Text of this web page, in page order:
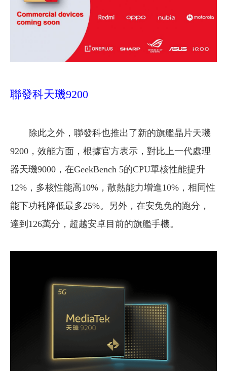
聯發科天璣9200
除此之外，聯發科也推出了新的旗艦晶片天璣
9200，效能方面，根據官方表示，對比上一代處理
器天璣9000，在GeekBench 5的CPU單核性能提升
12%，多核性能高10%，散熱能力增進10%，相同性
能下功耗降低最多25%。另外，在安兔兔的跑分，
達到126萬分，超越安卓目前的旗艦手機。